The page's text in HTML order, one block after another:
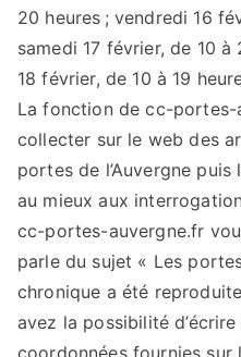
20 heures ; vendredi 16
samedi 17 février, de 10
18 février, de 10 à 19
La fonction de cc-portes-
collecter sur le web des
portes de l’Auvergne
au mieux aux
cc-portes-auvergne.fr
parle du sujet « Les
chronique a été
avez la possibilité